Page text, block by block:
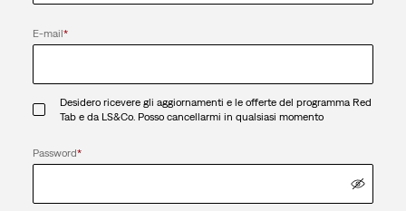
E-mail*
Desidero ricevere gli aggiornamenti e le offerte del programma Red
Tab e da LS&Co. Posso cancellarmi in qualsiasi momento
Password*